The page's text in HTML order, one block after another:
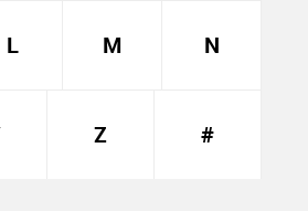
L M N
Z #